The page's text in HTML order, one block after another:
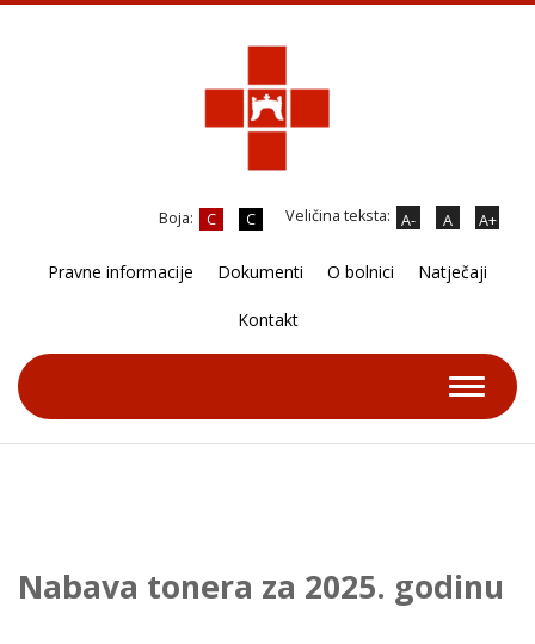
C C
Boja: A- A A+
Veličina teksta:
Pravne informacije Dokumenti O bolnici Natječaji
Kontakt
Nabava tonera za 2025. godinu